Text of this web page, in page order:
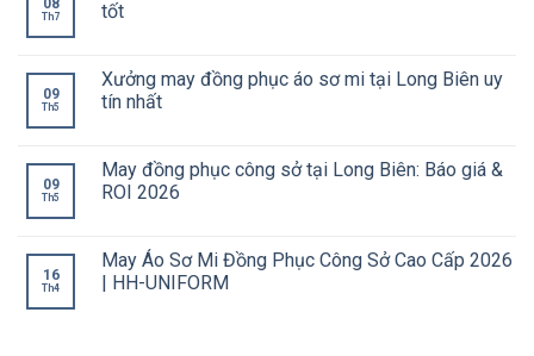
Th7
tốt
09
Th5
Xưởng may đồng phục áo sơ mi tại Long Biên uy
tín nhất
09
Th5
May đồng phục công sở tại Long Biên: Báo giá &
ROI 2026
16
Th4
May Áo Sơ Mi Đồng Phục Công Sở Cao Cấp 2026
| HH-UNIFORM